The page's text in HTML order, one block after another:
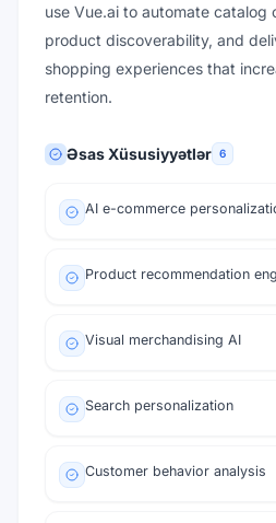
use Vue.ai to automate catalog
product discoverability, and
shopping experiences that
retention.
Əsas Xüsusiyyətlər 6
AI e-commerce
Product recommendation
Visual merchandising AI
Search personalization
Customer behavior analysis